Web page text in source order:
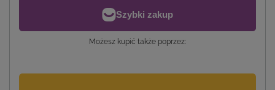
Możesz kupić także poprzez: